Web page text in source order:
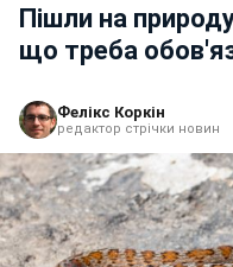
Пішли на
що треба
Фелікс Коркін
редактор стрічки новин